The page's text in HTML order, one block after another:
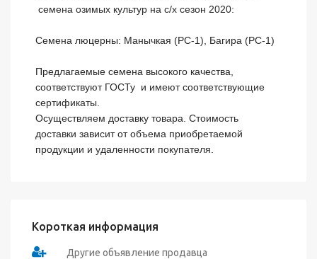
Семена люцерны: Манычкая (РС-1), Багира (РС-1)
Предлагаемые семена высокого качества,
соответствуют ГОСТу  и имеют соответствующие
сертификаты.
Осуществляем доставку товара. Стоимость
доставки зависит от объема приобретаемой
продукции и удаленности покупателя.
Короткая информация
Другие объявление продавца